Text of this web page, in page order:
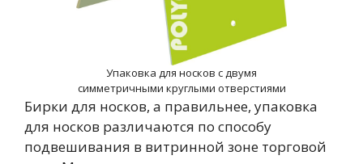
Упаковка для носков с двумя
симметричными круглыми отверстиями
Бирки для носков, а правильнее, упаковка
для носков различаются по способу
подвешивания в витринной зоне торговой